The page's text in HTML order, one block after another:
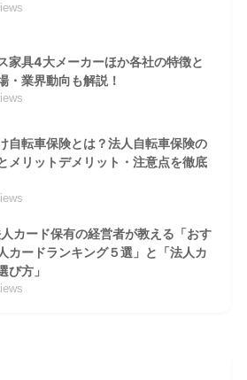
家具4大メーカーほか各社の特徴と
・業界動向も解説！
自転車保険とは？法人自転車保険の
メリットデメリット・注意点を徹底
カード保有の経営者が教える「おす
カードランキング５選」と「法人カ
び方」